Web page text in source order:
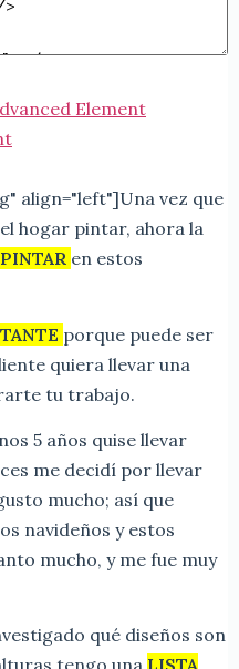
Element
align="left"]Una vez que
hogar pintar, ahora la
en estos
porque puede ser
quiera llevar una
tu trabajo.
5 años quise llevar
me decidí por llevar
mucho; así que
navideños y estos
mucho, y me fue muy
qué diseños son